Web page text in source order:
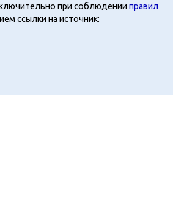
при соблюденииправил
ссылки на источник: